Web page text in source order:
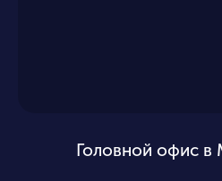
Головной офис в